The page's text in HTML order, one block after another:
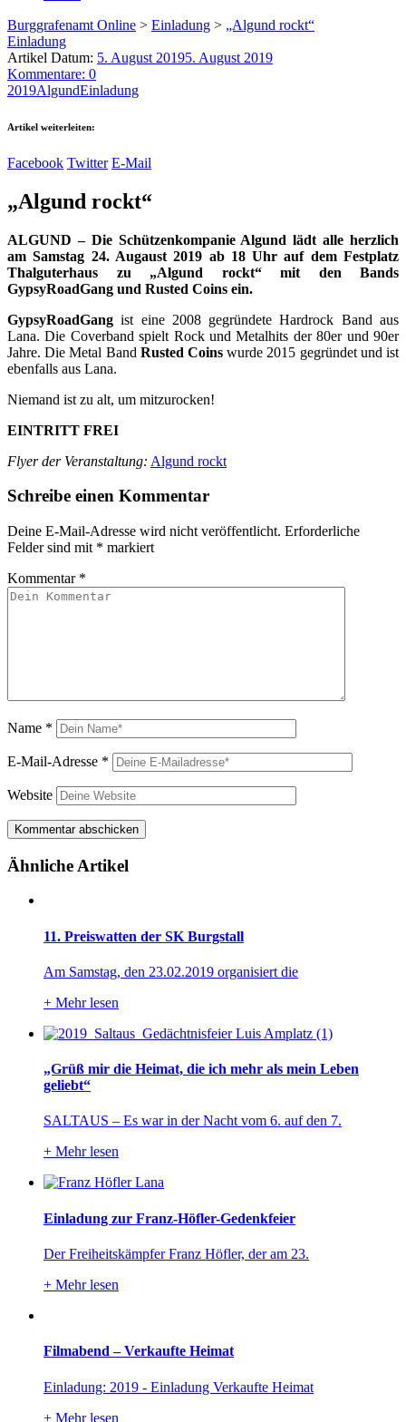
Burggrafenamt Online > Einladung > „Algund rockt“
Einladung
Artikel Datum: 5. August 20195. August 2019
Kommentare: 0
2019AlgundEinladung
Artikel weiterleiten:
Facebook Twitter E-Mail
„Algund rockt“
ALGUND – Die Schützenkompanie Algund lädt alle herzlich
am Samstag 24. Augaust 2019 ab 18 Uhr auf dem Festplatz
Thalguterhaus zu „Algund rockt“ mit den Bands
GypsyRoadGang und Rusted Coins ein.
GypsyRoadGang ist eine 2008 gegründete Hardrock Band aus
Lana. Die Coverband spielt Rock und Metalhits der 80er und 90er
Jahre. Die Metal Band Rusted Coinswurde 2015 gegründet und ist
ebenfalls aus Lana.
Niemand ist zu alt, um mitzurocken!
EINTRITT FREI
Flyer der Veranstaltung: Algund rockt
Schreibe einen Kommentar
Deine E-Mail-Adresse wird nicht veröffentlicht. Erforderliche
Felder sind mit * markiert
Kommentar *
Name *
E-Mail-Adresse *
Website
Ähnliche Artikel
11. Preiswatten der SK Burgstall
Am Samstag, den 23.02.2019 organisiert die
+ Mehr lesen
„Grüß mir die Heimat, die ich mehr als mein Leben
geliebt“
SALTAUS – Es war in der Nacht vom 6. auf den 7.
+ Mehr lesen
Einladung zur Franz-Höfler-Gedenkfeier
Der Freiheitskämpfer Franz Höfler, der am 23.
+ Mehr lesen
Filmabend – Verkaufte Heimat
Einladung: 2019 - Einladung Verkaufte Heimat
+ Mehr lesen